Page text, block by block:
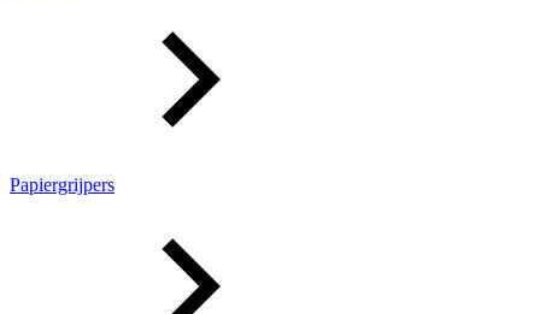
Papiergrijpers